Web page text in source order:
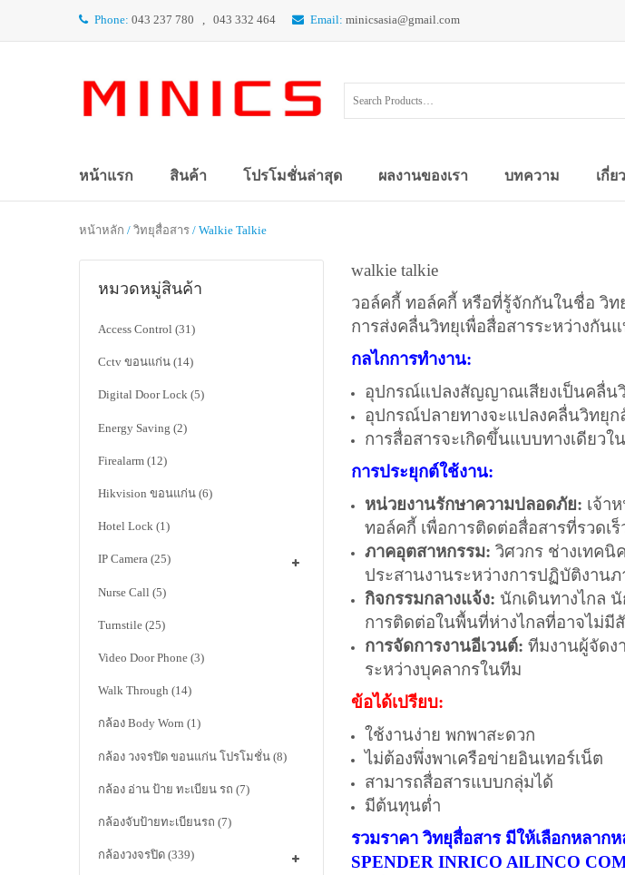
Phone: 043 237 780 , 043 332 464 Email: minicsasia@gmail.com
หน้าแรก สินค้า โปรโมชั่นล่าสุด ผลงานของเรา บทความ เกี่ย
หน้าหลัก / วิทยุสื่อสาร / Walkie Talkie
หมวดหมู่สินค้า
Access Control (31)
Cctv ขอนแก่น (14)
Digital Door Lock (5)
Energy Saving (2)
Firealarm (12)
Hikvision ขอนแก่น (6)
Hotel Lock (1)
IP Camera (25)
Nurse Call (5)
Turnstile (25)
Video Door Phone (3)
Walk Through (14)
กล้อง Body Worn (1)
กล้อง วงจรปิด ขอนแก่น โปรโมชั่น (8)
กล้อง อ่าน ป้าย ทะเบียน รถ (7)
กล้องจับป้ายทะเบียนรถ (7)
กล้องวงจรปิด (339)
walkie talkie
วอล์คกี้ ทอล์คกี้ หรือที่รู้จักกันในชื่อ วิ
การส่งคลื่นวิทยุเพื่อสื่อสารระหว่างกัน
กลไกการทำงาน:
อุปกรณ์แปลงสัญญาณเสียงเป็นคลื่น
อุปกรณ์ปลายทางจะแปลงคลื่นวิทยุ
การสื่อสารจะเกิดขึ้นแบบทางเดียวใ
การประยุกต์ใช้งาน:
หน่วยงานรักษาความปลอดภัย: เจ้า
ทอล์คกี้ เพื่อการติดต่อสื่อสารที่รวดเ
ภาคอุตสาหกรรม: วิศวกร ช่างเทค
ประสานงานระหว่างการปฏิบัติงาน
กิจกรรมกลางแจ้ง: นักเดินทางไกล
การติดต่อในพื้นที่ห่างไกลที่อาจไม่
การจัดการงานอีเวนต์: ทีมงานผู้จัดง
ระหว่างบุคลากรในทีม
ข้อได้เปรียบ:
ใช้งานง่าย พกพาสะดวก
ไม่ต้องพึ่งพาเครือข่ายอินเทอร์เน็ต
สามารถสื่อสารแบบกลุ่มได้
มีต้นทุนต่ำ
รวมราคา วิทยุสื่อสาร มีให้เลือกหลา
SPENDER INRICO AlLINCO